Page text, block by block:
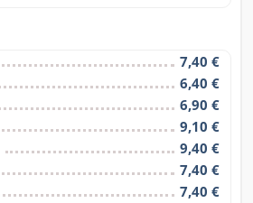
7,40 €
6,40 €
6,90 €
9,10 €
9,40 €
7,40 €
7,40 €